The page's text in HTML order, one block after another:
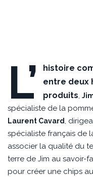
L’
histoire
entre deux
produits,
spécialiste de la
Laurent Cavard,
spécialiste français de
associer la qualité du
terre de Jim au savoir-
pour créer une chips